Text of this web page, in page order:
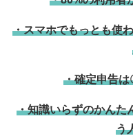
・スマホでもっとも使
・確定申告は
・知識いらずのかんた
う